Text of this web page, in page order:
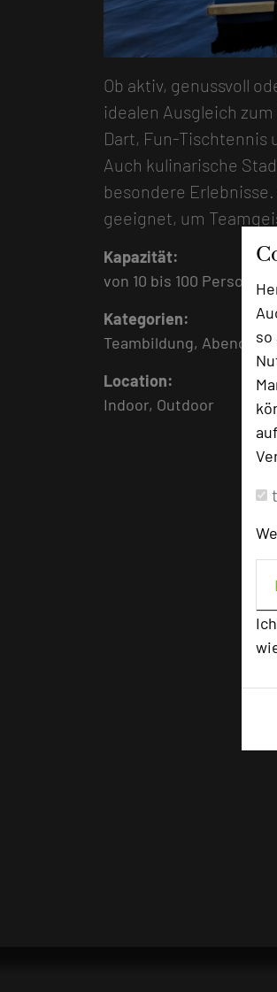
so
Ob aktiv, genussvoll
idealen Ausgleich
Dart, Fun-Tischtennis
Auch kulinarische
besondere
geeignet, um
Kapazität:
von 10 bis 100 Personen
Kategorien:
Teambildung,
Location:
Indoor, Outdoor